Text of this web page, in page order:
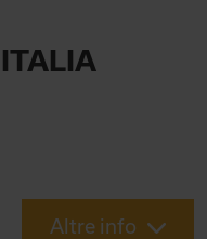
Altre info